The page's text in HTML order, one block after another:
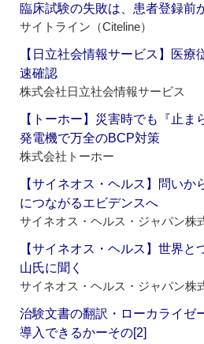
臨床試験の失敗は、患者登録前
サイトライン（Citeline）
【日立社会情報サービス】医
速確認
株式会社日立社会情報サービス
【トーホー】災害時でも『止
発電機で万全のBCP対策
株式会社トーホー
【サイネオス・ヘルス】問い
につながるエビデンスへ
サイネオス・ヘルス・ジャパン株
【サイネオス・ヘルス】世界
山氏に聞く
サイネオス・ヘルス・ジャパン株
治験文書の翻訳・ローカライゼ
導入できるかーその[2]